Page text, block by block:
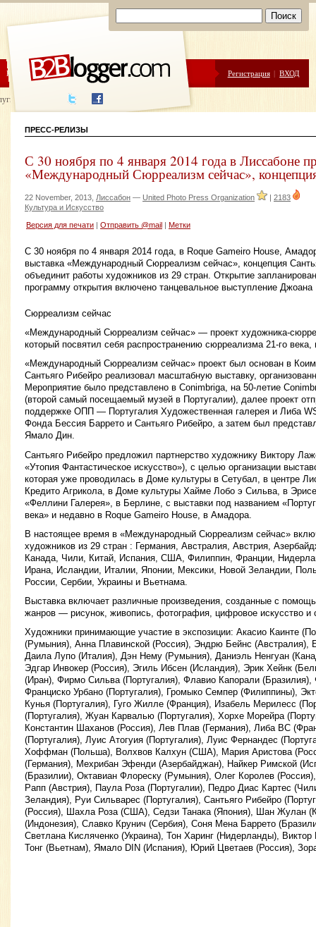
ЦЕНЫ ПОМОЩЬ Регистрация | ВХОД
написания
ПРЕСС-РЕЛИЗЫ
С 30 ноября по 4 января 2014 года в Лиссабоне
«Международный Сюрреализм сейчас»,
22 November, 2013, Лиссабон — United Photo Press Organization | 2183
Культура и Искусство
Версия для печати Отправить @mail Метки
С 30 ноября по 4 января 2014 года, в Roque Gameiro House,
выставка «Международный Сюрреализм сейчас», концепция
объединит работы художников из 29 стран. Открытие
программу открытия включено танцевальное выступление
Сюрреализм сейчас
«Международный Сюрреализм сейчас» — проект художника-
который посвятил себя распространению сюрреализма 21-го
«Международный Сюрреализм сейчас» проект был основан в
Сантьяго Рибейро реализовал масштабную выставку,
Мероприятие было представлено в Conimbriga, на 50-летие
(второй самый посещаемый музей в Португалии), далее проект
поддержке ОПП — Португалия Художественная галерея и Либа
Фонда Бессия Баррето и Сантьяго Рибейро, а затем был
Ямало Дин.
Сантьяго Рибейро предложил партнерство художнику Виктору
«Утопия Фантастическое искусство»), с целью организации
которая уже проводилась в Доме культуры в Сетубал, в центре
Кредито Агрикола, в Доме культуры Хайме Лобо э Сильва, в
«Феллини Галерея», в Берлине, с выставки под названием
века» и недавно в Roque Gameiro House, в Амадора.
В настоящее время в «Международный Сюрреализм сейчас»
художников из 29 стран : Германия, Австралия, Австрия,
Канада, Чили, Китай, Испания, США, Филиппин, Франции,
Ирана, Исландии, Италии, Японии, Мексики, Новой Зеландии,
России, Сербии, Украины и Вьетнама.
Выставка включает различные произведения, созданные с
жанров — рисунок, живопись, фотография, цифровое искусство и
Художники принимающие участие в экспозиции: Акасио Каинте
(Румыния), Анна Плавинской (Россия), Эндрю Бейнс (Австралия),
Даила Лупо (Италия), Дэн Нему (Румыния), Даниэль Ненгуан
Эдгар Инвокер (Россия), Эгиль Ибсен (Исландия), Эрик Хейнк
(Иран), Фирмо Сильва (Португалия), Флавио Капорали
Франциско Урбано (Португалия), Громыко Семпер (Филиппины),
Кунья (Португалия), Гуго Жилле (Франция), Изабель Мерилесс
(Португалия), Жуан Карвалью (Португалия), Хорхе Морейра
Константин Шаханов (Россия), Лев Плав (Германия), Либа ВС
(Португалия), Луис Атогуия (Португалия), Луис Фернандес
Хоффман (Польша), Волхвов Калхун (США), Мария Аристова
(Германия), Мехрибан Эфенди (Азербайджан), Найкер Римской
(Бразилии), Октавиан Флореску (Румыния), Олег Королев
Рапп (Австрия), Паула Роза (Португалии), Педро Диас Картес
Зеландия), Руи Сильварес (Португалия), Сантьяго Рибейро
(Россия), Шахла Роза (США), Седзи Танака (Япония), Шан Жулан
(Индонезия), Славко Крунич (Сербия), Соня Мена Баррето
Светлана Кисляченко (Украина), Тон Харинг (Нидерланды),
Тонг (Вьетнам), Ямало DIN (Испания), Юрий Цветаев (Россия),